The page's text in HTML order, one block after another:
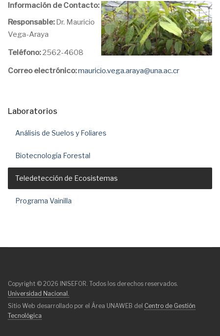
Información de Contacto:
Responsable:Dr. Mauricio
Vega-Araya
Teléfono:2562-4608
Correo electrónico:mauricio.vega.araya@una.ac.cr
Laboratorios
Análisis de Suelos y Foliares
Biotecnología Forestal
Teledetección de Ecosistemas
Programa Vainilla
Copyright © 2026 INISEFOR. Todos los derechos reservados.
Universidad Nacional.
Sitio Web desarrollado por el Área UNAWEB del Centro de Gestión
Tecnológica